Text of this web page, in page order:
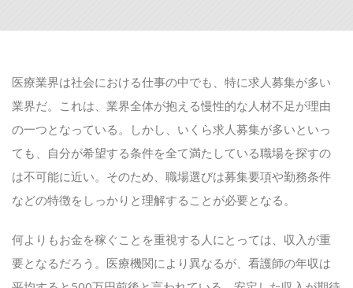
医療業界は社会における仕事の中でも、特に求人募集が多い
業界だ。これは、業界全体が抱える慢性的な人材不足が理由
の一つとなっている。しかし、いくら求人募集が多いといっ
ても、自分が希望する条件を全て満たしている職場を探すの
は不可能に近い。そのため、職場選びは募集要項や勤務条件
などの特徴をしっかりと理解することが必要となる。
何よりもお金を稼ぐことを重視する人にとっては、収入が重
要となるだろう。医療機関により異なるが、看護師の年収は